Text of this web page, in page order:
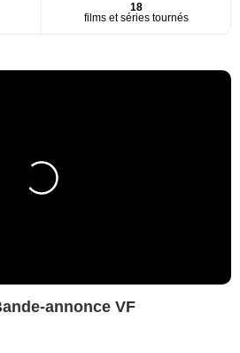
18
films et séries tournés
annonce VF